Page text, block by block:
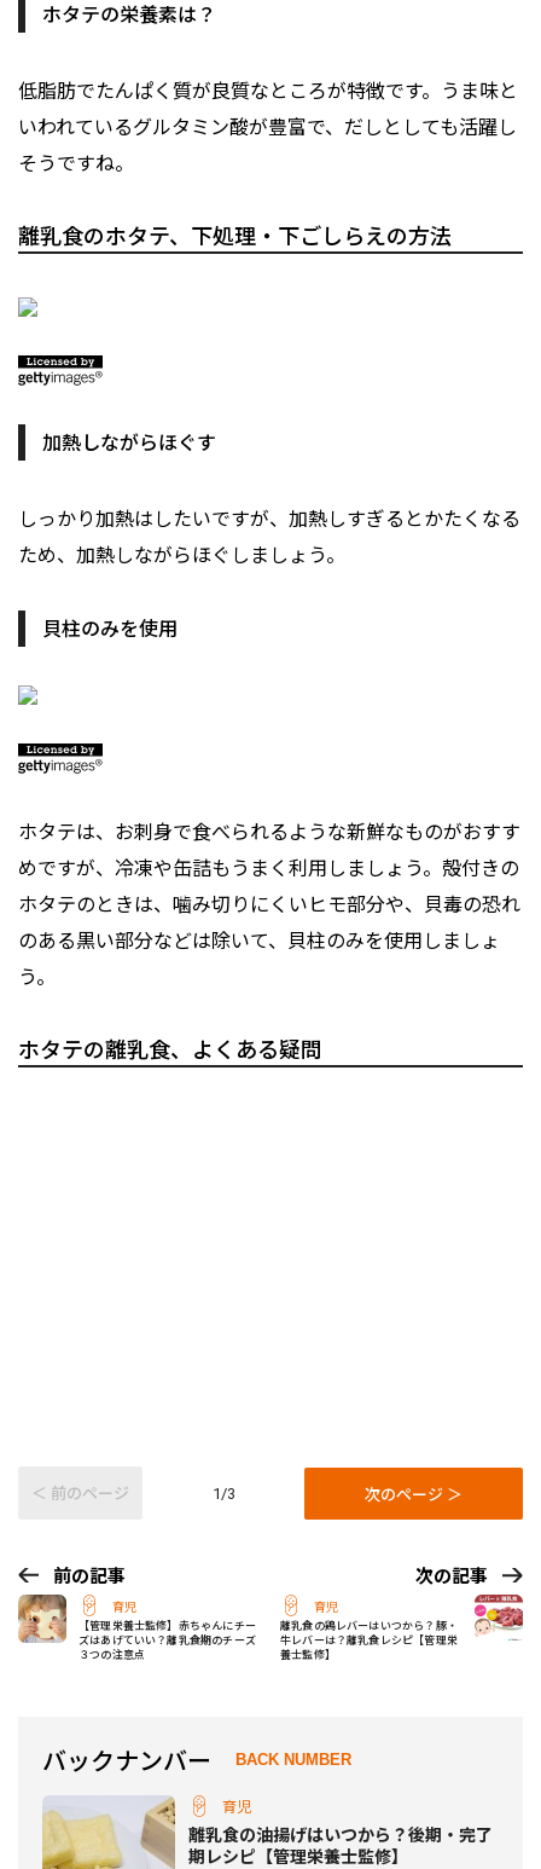
ホタテの栄養素は？
低脂肪でたんぱく質が良質なところが特徴です。うま味と
いわれているグルタミン酸が豊富で、だしとしても活躍し
そうですね。
離乳食のホタテ、下処理・下ごしらえの方法
加熱しながらほぐす
しっかり加熱はしたいですが、加熱しすぎるとかたくなる
ため、加熱しながらほぐしましょう。
貝柱のみを使用
ホタテは、お刺身で食べられるような新鮮なものがおすす
めですが、冷凍や缶詰もうまく利用しましょう。殻付きの
ホタテのときは、噛み切りにくいヒモ部分や、貝毒の恐れ
のある黒い部分などは除いて、貝柱のみを使用しましょ
う。
ホタテの離乳食、よくある疑問
＜ 前のページ 1/3 次のページ ＞
前の記事
育児
【管理栄養士監修】赤ちゃんにチー
ズはあげていい？離乳食期のチーズ
３つの注意点
次の記事
育児
離乳食の鶏レバーはいつから？豚・
牛レバーは？離乳食レシピ【管理栄
養士監修】
バックナンバー BACK NUMBER
育児
離乳食の油揚げはいつから？後期・完了
期レシピ【管理栄養士監修】